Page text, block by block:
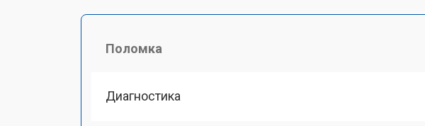
Поломка
Диагностика